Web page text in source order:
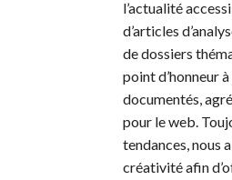
l’actualité
d’articles
de dossiers
point d’honneur
documentés,
pour le web.
tendances, nous
créativité afin